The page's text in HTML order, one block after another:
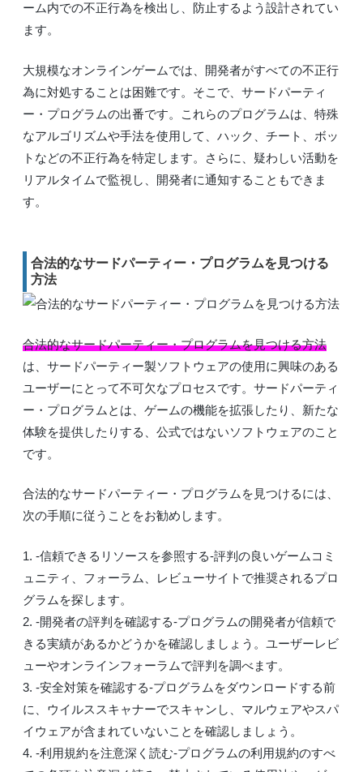
ーム内での不正行為を検出し、防止するよう設計されてい
ます。
大規模なオンラインゲームでは、開発者がすべての不正行
為に対処することは困難です。そこで、サードパーティ
ー・プログラムの出番です。これらのプログラムは、特殊
なアルゴリズムや手法を使用して、ハック、チート、ボッ
トなどの不正行為を特定します。さらに、疑わしい活動を
リアルタイムで監視し、開発者に通知することもできま
す。
合法的なサードパーティー・プログラムを見つける
方法
合法的なサードパーティー・プログラムを見つける方法
は、サードパーティー製ソフトウェアの使用に興味のある
ユーザーにとって不可欠なプロセスです。サードパーティ
ー・プログラムとは、ゲームの機能を拡張したり、新たな
体験を提供したりする、公式ではないソフトウェアのこと
です。
合法的なサードパーティー・プログラムを見つけるには、
次の手順に従うことをお勧めします。
1. -信頼できるリソースを参照する-評判の良いゲームコミ
ュニティ、フォーラム、レビューサイトで推奨されるプロ
グラムを探します。
2. -開発者の評判を確認する-プログラムの開発者が信頼で
きる実績があるかどうかを確認しましょう。ユーザーレビ
ューやオンラインフォーラムで評判を調べます。
3. -安全対策を確認する-プログラムをダウンロードする前
に、ウイルススキャナーでスキャンし、マルウェアやスパ
イウェアが含まれていないことを確認しましょう。
4. -利用規約を注意深く読む-プログラムの利用規約のすべ